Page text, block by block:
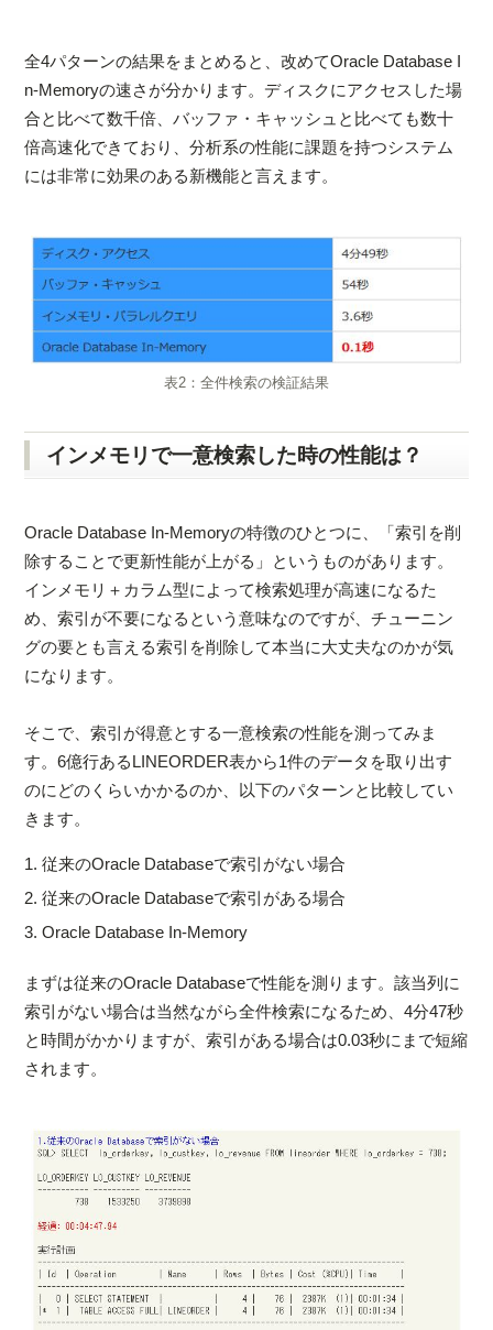
全4パターンの結果をまとめると、改めてOracle Database I
n-Memoryの速さが分かります。ディスクにアクセスした場
合と比べて数千倍、バッファ・キャッシュと比べても数十
倍高速化できており、分析系の性能に課題を持つシステム
には非常に効果のある新機能と言えます。
表2：全件検索の検証結果
インメモリで一意検索した時の性能は？
Oracle Database In-Memoryの特徴のひとつに、「索引を削
除することで更新性能が上がる」というものがあります。
インメモリ＋カラム型によって検索処理が高速になるた
め、索引が不要になるという意味なのですが、チューニン
グの要とも言える索引を削除して本当に大丈夫なのかが気
になります。
そこで、索引が得意とする一意検索の性能を測ってみま
す。6億行あるLINEORDER表から1件のデータを取り出す
のにどのくらいかかるのか、以下のパターンと比較してい
きます。
1. 従来のOracle Databaseで索引がない場合
2. 従来のOracle Databaseで索引がある場合
3. Oracle Database In-Memory
まずは従来のOracle Databaseで性能を測ります。該当列に
索引がない場合は当然ながら全件検索になるため、4分47秒
と時間がかかりますが、索引がある場合は0.03秒にまで短縮
されます。